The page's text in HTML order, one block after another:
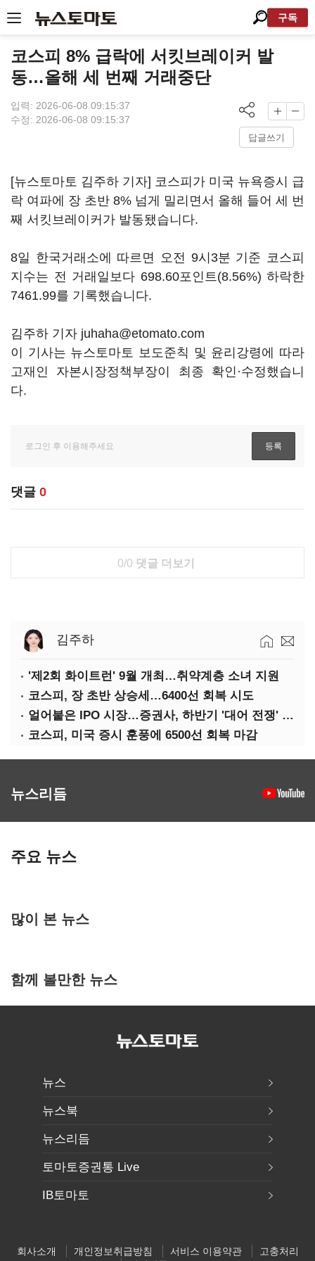
구독
코스피 8% 급락에 서킷브레이커 발
동…올해 세 번째 거래중단
입력: 2026-06-08 09:15:37
수정: 2026-06-08 09:15:37
답글쓰기
[뉴스토마토 김주하 기자] 코스피가 미국 뉴욕증시 급
락 여파에 장 초반 8% 넘게 밀리면서 올해 들어 세 번
째 서킷브레이커가 발동됐습니다.
8일 한국거래소에 따르면 오전 9시3분 기준 코스피
지수는 전 거래일보다 698.60포인트(8.56%) 하락한
7461.99를 기록했습니다.
김주하 기자 juhaha@etomato.com
이 기사는 뉴스토마토 보도준칙 및 윤리강령에 따라
고재인 자본시장정책부장이 최종 확인·수정했습니
다.
댓글 0
0/0 댓글 더보기
김주하
'제2회 화이트런' 9월 개최…취약계층 소녀 지원
코스피, 장 초반 상승세…6400선 회복 시도
얼어붙은 IPO 시장…증권사, 하반기 '대어 전쟁' 기대
코스피, 미국 증시 훈풍에 6500선 회복 마감
뉴스리듬
주요 뉴스
많이 본 뉴스
함께 볼만한 뉴스
뉴스
뉴스북
뉴스리듬
토마토증권통 Live
IB토마토
회사소개 개인정보취급방침 서비스 이용약관
고충처리